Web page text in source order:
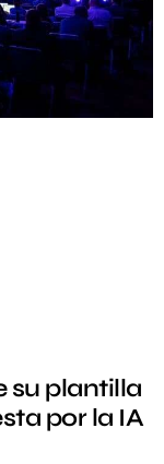
su plantilla
por la IA